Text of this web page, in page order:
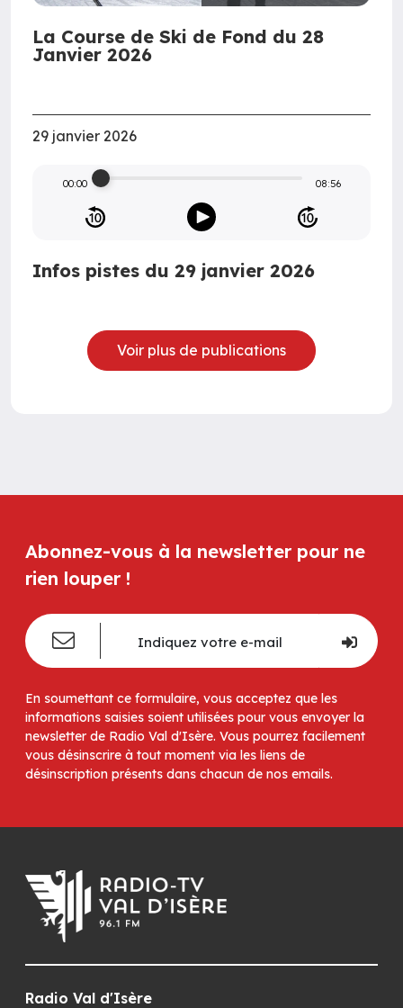
La Course de Ski de Fond du 28
Janvier 2026
29 janvier 2026
00:00 08:56
Infos pistes du 29 janvier 2026
Voir plus de publications
Abonnez-vous à la newsletter pour ne
rien louper !
En soumettant ce formulaire, vous acceptez que les
informations saisies soient utilisées pour vous envoyer la
newsletter de Radio Val d'Isère. Vous pourrez facilement
vous désinscrire à tout moment via les liens de
désinscription présents dans chacun de nos emails.
Radio Val d'Isère